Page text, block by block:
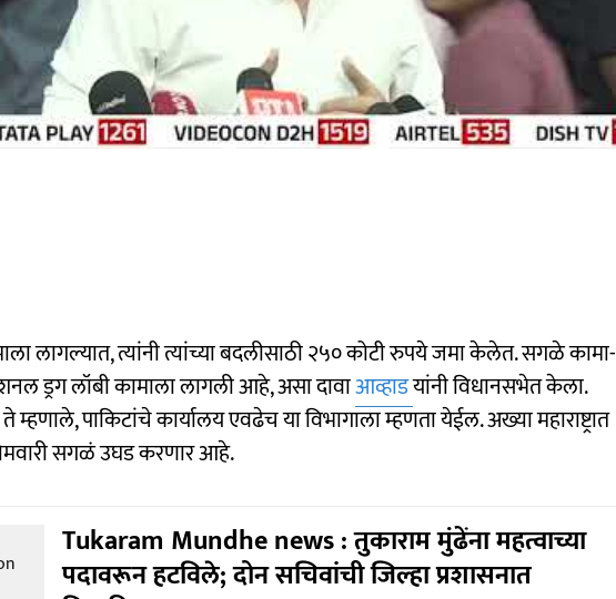
लागल्यात, त्यांनी त्यांच्या बदलीसाठी २५० कोटी रुपये जमा केलेत. सगळे कामा-
ड्रग लॉबी कामाला लागली आहे, असा दावाआव्हाडयांनी विधानसभेत केला.
म्हणाले, पाकिटांचे कार्यालय एवढेच या विभागाला म्हणता येईल. अख्या महाराष्ट्रात
सगळं उघड करणार आहे.
Tukaram Mundhe news : तुकाराम मुंढेंना महत्वाच्या
पदावरून हटविले; दोन सचिवांची जिल्हा प्रशासनात